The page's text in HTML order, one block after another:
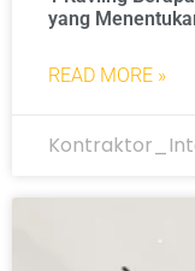
yang
READ MORE »